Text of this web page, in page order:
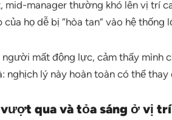
mid-manager thường khó lên vị trí
họ dễ bị “hòa tan” vào hệ
mất động lực, cảm thấy mình
nghịch lý này hoàn toàn có thể thay
vượt qua và tỏa sáng ở vị